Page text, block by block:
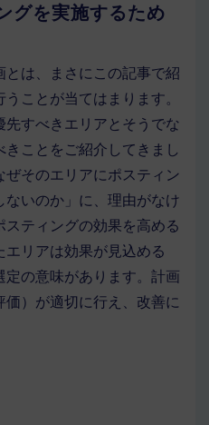
を実施するため
は、まさにこの記事で紹
ことが当てはまります。
すべきエリアとそうでな
ことをご紹介してきまし
そのエリアにポスティン
いのか」に、理由がなけ
ティングの効果を高める
リアは効果が見込める
定の意味があります。計画
）が適切に行え、改善に